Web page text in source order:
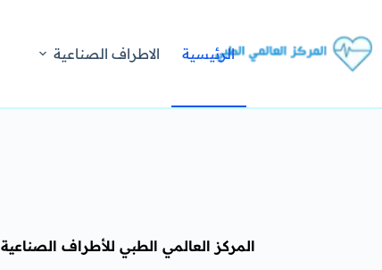
الرئيسية الاطراف الصناعية
المركز العالمي الطبي للأطراف الصناعية